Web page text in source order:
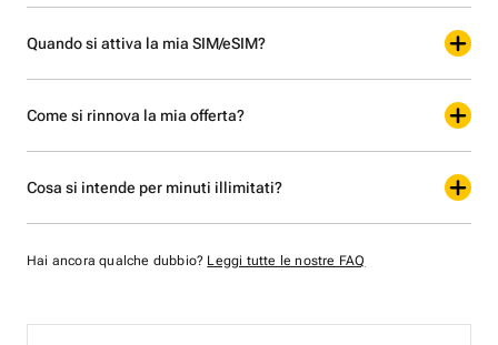
Quando si attiva la mia SIM/eSIM?
Come si rinnova la mia offerta?
Cosa si intende per minuti illimitati?
Hai ancora qualche dubbio? Leggi tutte le nostre FAQ